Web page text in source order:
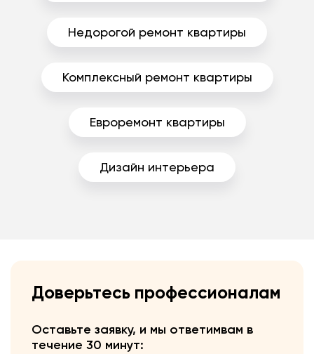
Недорогой ремонт квартиры
Комплексный ремонт квартиры
Евроремонт квартиры
Дизайн интерьера
Доверьтесь профессионалам
Оставьте заявку, и мы ответимвам в
течение 30 минут: